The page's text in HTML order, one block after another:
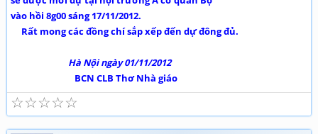
vào hồi 8g00 sáng 17/11/2012.
Rất mong các đồng chí sắp xếp đến dự đông đủ.
Hà Nội ngày 01/11/2012
BCN CLB Thơ Nhà giáo
☆
☆
☆
☆
☆